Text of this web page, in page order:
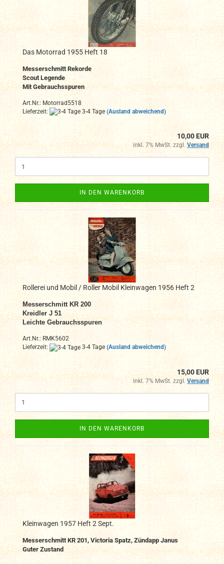
Das Motorrad 1955 Heft 18
Messerschmitt Rekorde
Scout Legende
Mit Gebrauchsspuren
Art.Nr.: Motorrad5518
Lieferzeit:
3-4 Tage (Ausland abweichend)
10,00 EUR
inkl. 7% MwSt. zzgl. Versand
IN DEN WARENKORB
Rollerei und Mobil / Roller Mobil Kleinwagen 1956 Heft 2
Messerschmitt KR 200
Kreidler J 51
Leichte Gebrauchsspuren
Art.Nr.: RMK5602
Lieferzeit:
3-4 Tage (Ausland abweichend)
15,00 EUR
inkl. 7% MwSt. zzgl. Versand
IN DEN WARENKORB
Kleinwagen 1957 Heft 2 Sept.
Messerschmitt KR 201, Victoria Spatz, Zündapp Janus
Guter Zustand